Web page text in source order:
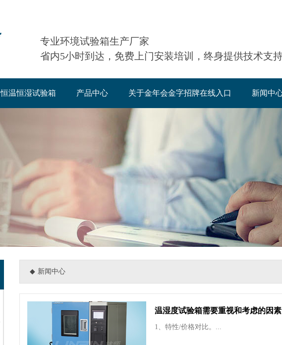
专业环境试验箱生产厂家
省内5小时到达，免费上门安装培训，终身提供技术支
恒温恒湿试验箱 产品中心 关于金年会金字招牌在线入口 新闻中
◆ 新闻中心
温湿度试验箱需要重视和考虑的因素
1、特性/价格对比。...